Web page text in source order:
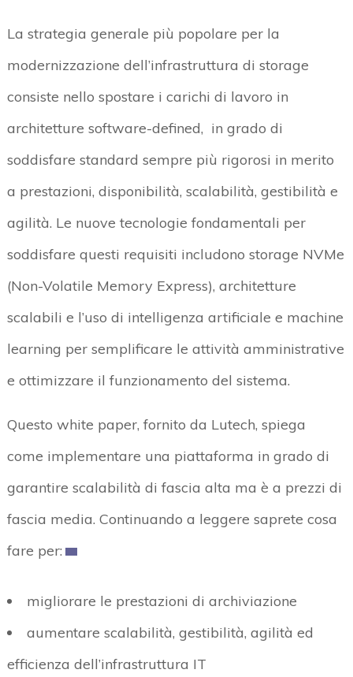
La strategia generale più popolare per la
modernizzazione dell’infrastruttura di storage
consiste nello spostare i carichi di lavoro in
architetture software-defined, in grado di
soddisfare standard sempre più rigorosi in merito
a prestazioni, disponibilità, scalabilità, gestibilità e
agilità. Le nuove tecnologie fondamentali per
soddisfare questi requisiti includono storage NVMe
(Non-Volatile Memory Express), architetture
scalabili e l’uso di intelligenza artificiale e machine
learning per semplificare le attività amministrative
e ottimizzare il funzionamento del sistema.
Questo white paper, fornito da Lutech, spiega
come implementare una piattaforma in grado di
garantire scalabilità di fascia alta ma è a prezzi di
fascia media. Continuando a leggere saprete cosa
fare per:
migliorare le prestazioni di archiviazione
aumentare scalabilità, gestibilità, agilità ed
efficienza dell’infrastruttura IT